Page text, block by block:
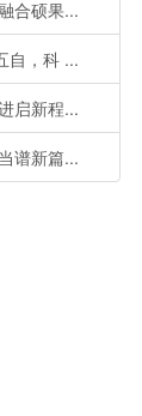
合硕果...
自，科 ...
启新程...
谱新篇...